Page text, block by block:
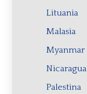
Lituania
Malasia
Myanmar
Nicaragua
Palestina